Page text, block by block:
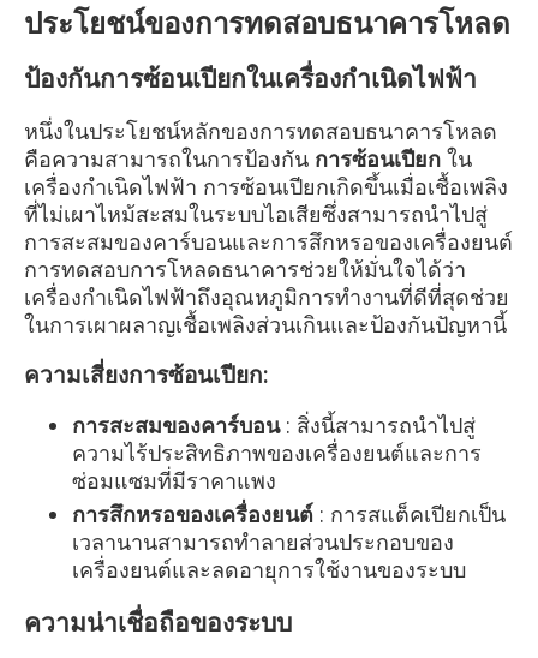
ประโยชน์ของการทดสอบธนาคารโหลด
ป้องกันการซ้อนเปียกในเครื่องกำเนิดไฟฟ้า
หนึ่งในประโยชน์หลักของการทดสอบธนาคารโหลด
คือความสามารถในการป้องกัน การซ้อนเปียก ใน
เครื่องกำเนิดไฟฟ้า การซ้อนเปียกเกิดขึ้นเมื่อเชื้อเพลิง
ที่ไม่เผาไหม้สะสมในระบบไอเสียซึ่งสามารถนำไปสู่
การสะสมของคาร์บอนและการสึกหรอของเครื่องยนต์
การทดสอบการโหลดธนาคารช่วยให้มั่นใจได้ว่า
เครื่องกำเนิดไฟฟ้าถึงอุณหภูมิการทำงานที่ดีที่สุดช่วย
ในการเผาผลาญเชื้อเพลิงส่วนเกินและป้องกันปัญหานี้
ความเสี่ยงการซ้อนเปียก:
การสะสมของคาร์บอน : สิ่งนี้สามารถนำไปสู่
ความไร้ประสิทธิภาพของเครื่องยนต์และการ
ซ่อมแซมที่มีราคาแพง
การสึกหรอของเครื่องยนต์ : การสแต็คเปียกเป็น
เวลานานสามารถทำลายส่วนประกอบของ
เครื่องยนต์และลดอายุการใช้งานของระบบ
ความน่าเชื่อถือของระบบ